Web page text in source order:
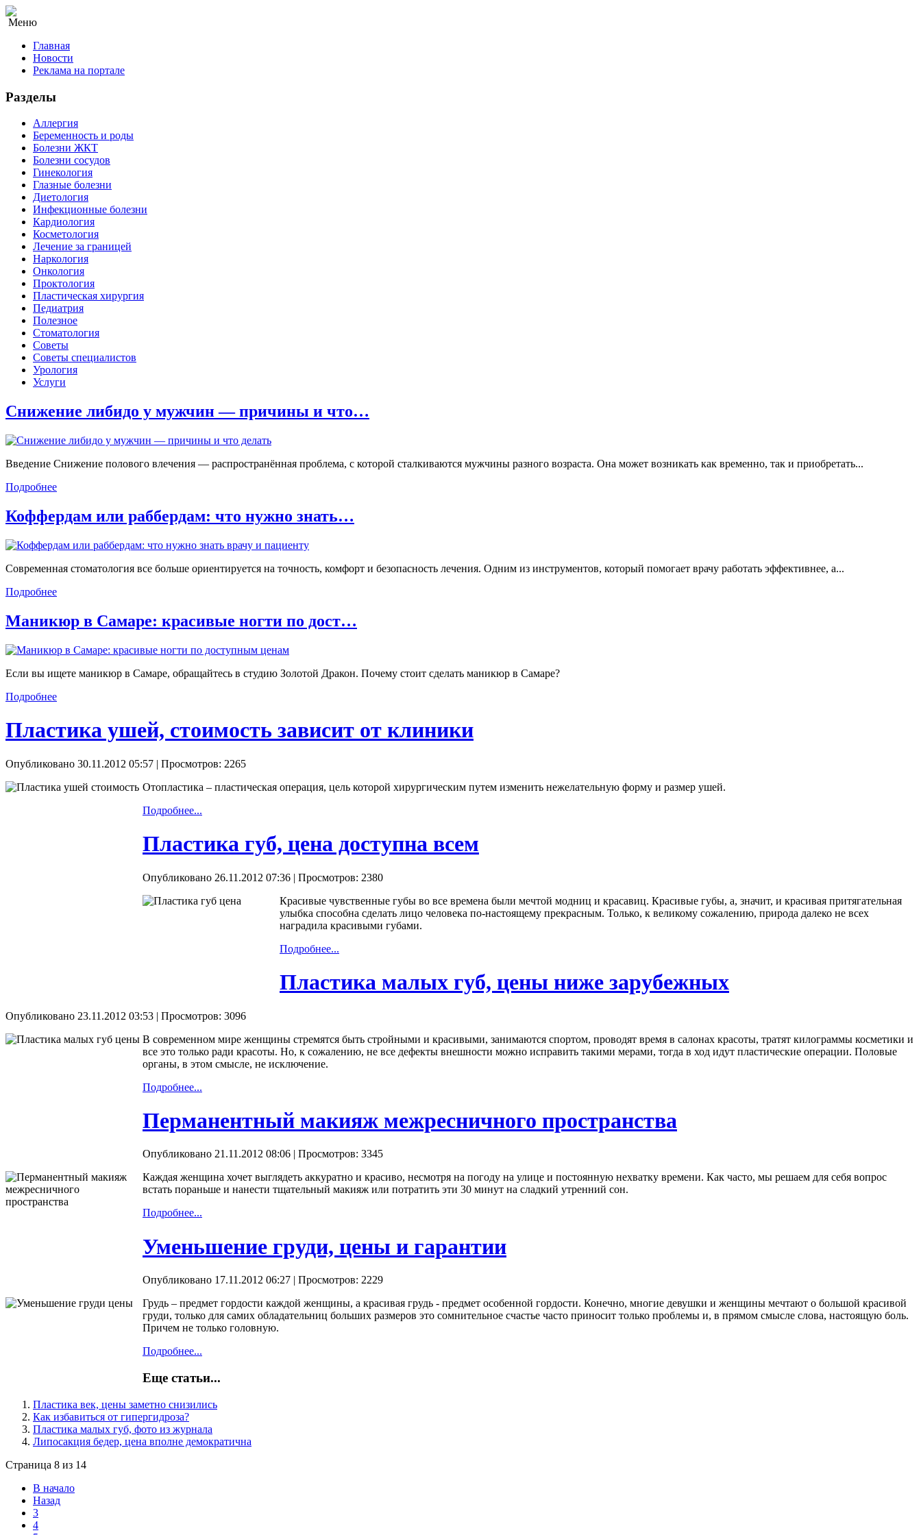
Меню
Главная
Новости
Реклама на портале
Разделы
Аллергия
Беременность и роды
Болезни ЖКТ
Болезни сосудов
Гинекология
Глазные болезни
Диетология
Инфекционные болезни
Кардиология
Косметология
Лечение за границей
Наркология
Онкология
Проктология
Пластическая хирургия
Педиатрия
Полезное
Стоматология
Советы
Советы специалистов
Урология
Услуги
Снижение либидо у мужчин — причины и что…
Введение Снижение полового влечения — распространённая проблема, с которой сталкиваются мужчины разного возраста. Она может возникать как временно, так и приобретать...
Подробнее
Коффердам или раббердам: что нужно знать…
Современная стоматология все больше ориентируется на точность, комфорт и безопасность лечения. Одним из инструментов, который помогает врачу работать эффективнее, а...
Подробнее
Маникюр в Самаре: красивые ногти по дост…
Если вы ищете маникюр в Самаре, обращайтесь в студию Золотой Дракон. Почему стоит сделать маникюр в Самаре?
Подробнее
Пластика ушей, стоимость зависит от клиники
Опубликовано 30.11.2012 05:57 | Просмотров: 2265
Отопластика – пластическая операция, цель которой хирургическим путем изменить нежелательную форму и размер ушей.
Подробнее...
Пластика губ, цена доступна всем
Опубликовано 26.11.2012 07:36 | Просмотров: 2380
Красивые чувственные губы во все времена были мечтой модниц и красавиц. Красивые губы, а, значит, и красивая притягательная
улыбка способна сделать лицо человека по-настоящему прекрасным. Только, к великому сожалению, природа далеко не всех
наградила красивыми губами.
Подробнее...
Пластика малых губ, цены ниже зарубежных
Опубликовано 23.11.2012 03:53 | Просмотров: 3096
В современном мире женщины стремятся быть стройными и красивыми, занимаются спортом, проводят время в салонах красоты, тратят килограммы косметики и
все это только ради красоты. Но, к сожалению, не все дефекты внешности можно исправить такими мерами, тогда в ход идут пластические операции. Половые
органы, в этом смысле, не исключение.
Подробнее...
Перманентный макияж межресничного пространства
Опубликовано 21.11.2012 08:06 | Просмотров: 3345
Каждая женщина хочет выглядеть аккуратно и красиво, несмотря на погоду на улице и постоянную нехватку времени. Как часто, мы решаем для себя вопрос
встать пораньше и нанести тщательный макияж или потратить эти 30 минут на сладкий утренний сон.
Подробнее...
Уменьшение груди, цены и гарантии
Опубликовано 17.11.2012 06:27 | Просмотров: 2229
Грудь – предмет гордости каждой женщины, а красивая грудь - предмет особенной гордости. Конечно, многие девушки и женщины мечтают о большой красивой
груди, только для самих обладательниц больших размеров это сомнительное счастье часто приносит только проблемы и, в прямом смысле слова, настоящую боль.
Причем не только головную.
Подробнее...
Еще статьи...
Пластика век, цены заметно снизились
Как избавиться от гипергидроза?
Пластика малых губ, фото из журнала
Липосакция бедер, цена вполне демократична
Страница 8 из 14
В начало
Назад
3
4